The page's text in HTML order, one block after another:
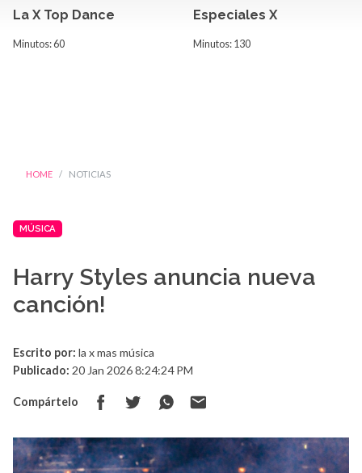
La X Top Dance
Minutos: 60
Especiales X
Minutos: 130
HOME NOTICIAS
MÚSICA
Harry Styles anuncia nueva
canción!
Escrito por: la x mas música
Publicado: 20 Jan 2026 8:24:24 PM
Compártelo